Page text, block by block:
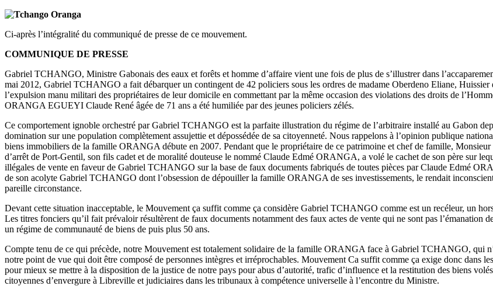
Ci-après l’intégralité du communiqué de presse de ce mouvement.
COMMUNIQUE DE PRESSE
Gabriel TCHANGO, Ministre Gabonais des eaux et forêts et homme d’affaire vient une fois de plus de s’illustrer dans
mai 2012, Gabriel TCHANGO a fait débarquer un contingent de 42 policiers sous les ordres de madame Oberdeno Eliane,
l’expulsion manu militari des propriétaires de leur domicile en commettant par la même occasion des violations des droits de
ORANGA EGUEYI Claude René âgée de 71 ans a été humiliée par des jeunes policiers zélés.
Ce comportement ignoble orchestré par Gabriel TCHANGO est la parfaite illustration du régime de l’arbitraire installé au Gabon
domination sur une population complètement assujettie et dépossédée de sa citoyenneté. Nous rappelons à l’opinion publique
biens immobiliers de la famille ORANGA débute en 2007. Pendant que le propriétaire de ce patrimoine et chef de famille,
d’arrêt de Port-Gentil, son fils cadet et de moralité douteuse le nommé Claude Edmé ORANGA, a volé le cachet de son père sur
illégales de vente en faveur de Gabriel TCHANGO sur la base de faux documents fabriqués de toutes pièces par Claude Edmé
de son acolyte Gabriel TCHANGO dont l’obsession de dépouiller la famille ORANGA de ses investissements, le rendait
pareille circonstance.
Devant cette situation inacceptable, le Mouvement ça suffit comme ça considère Gabriel TCHANGO comme est un recéleur, un
Les titres fonciers qu’il fait prévaloir résultèrent de faux documents notamment des faux actes de vente qui ne sont pas
un régime de communauté de biens de puis plus 50 ans.
Compte tenu de ce qui précède, notre Mouvement est totalement solidaire de la famille ORANGA face à Gabriel TCHANGO, qui
notre point de vue qui doit être composé de personnes intègres et irréprochables. Mouvement Ca suffit comme ça exige donc
pour mieux se mettre à la disposition de la justice de notre pays pour abus d’autorité, trafic d’influence et la restitution des biens
citoyennes d’envergure à Libreville et judiciaires dans les tribunaux à compétence universelle à l’encontre du Ministre.